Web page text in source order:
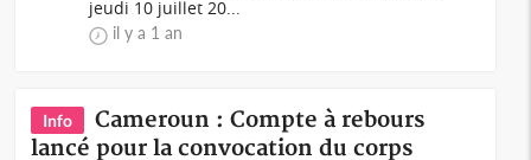
jeudi 10 juillet 20...
il y a 1 an
Info
Cameroun : Compte à rebours
lancé pour la convocation du corps